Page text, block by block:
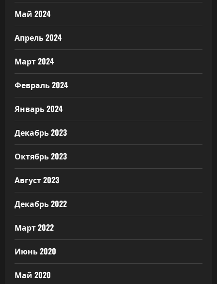
Май 2024
Апрель 2024
Март 2024
Февраль 2024
Январь 2024
Декабрь 2023
Октябрь 2023
Август 2023
Декабрь 2022
Март 2022
Июнь 2020
Май 2020